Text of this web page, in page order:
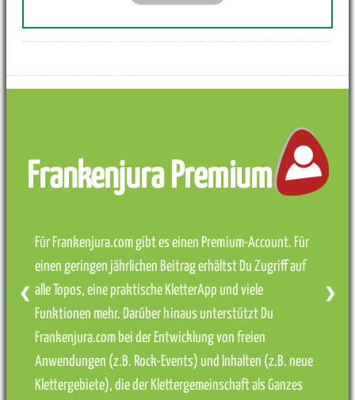
Frankenjura Premium
Für Frankenjura.com gibt es einen Premium-Account. Für
einen geringen jährlichen Beitrag erhältst Du Zugriff auf
alle Topos, eine praktische KletterApp und viele
Funktionen mehr. Darüber hinaus unterstützt Du
Frankenjura.com bei der Entwicklung von freien
Anwendungen (z.B. Rock-Events) und Inhalten (z.B. neue
Klettergebiete), die der Klettergemeinschaft als Ganzes
❮ ❯